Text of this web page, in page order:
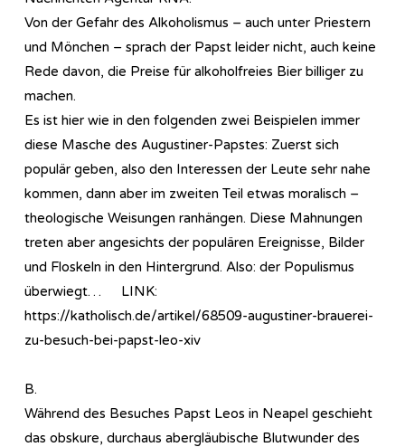
Von der Gefahr des Alkoholismus – auch unter Priestern
und Mönchen – sprach der Papst leider nicht, auch keine
Rede davon, die Preise für alkoholfreies Bier billiger zu
machen.
Es ist hier wie in den folgenden zwei Beispielen immer
diese Masche des Augustiner-Papstes: Zuerst sich
populär geben, also den Interessen der Leute sehr nahe
kommen, dann aber im zweiten Teil etwas moralisch –
theologische Weisungen ranhängen. Diese Mahnungen
treten aber angesichts der populären Ereignisse, Bilder
und Floskeln in den Hintergrund. Also: der Populismus
überwiegt… LINK:
https://katholisch.de/artikel/68509-augustiner-brauerei-
zu-besuch-bei-papst-leo-xiv
B.
Während des Besuches Papst Leos in Neapel geschieht
das obskure, durchaus abergläubische Blutwunder des